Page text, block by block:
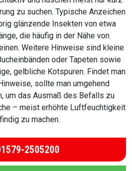
zu suchen. Typische Anzeichen
glänzende Insekten von etwa
die häufig in der Nähe von
Weitere Hinweise sind kleine
oder Tapeten sowie
gelbliche Kotspuren. Findet man
sollte man umgehend
um das Ausmaß des Befalls zu
– meist erhöhte Luftfeuchtigkeit
zu machen.
2505200